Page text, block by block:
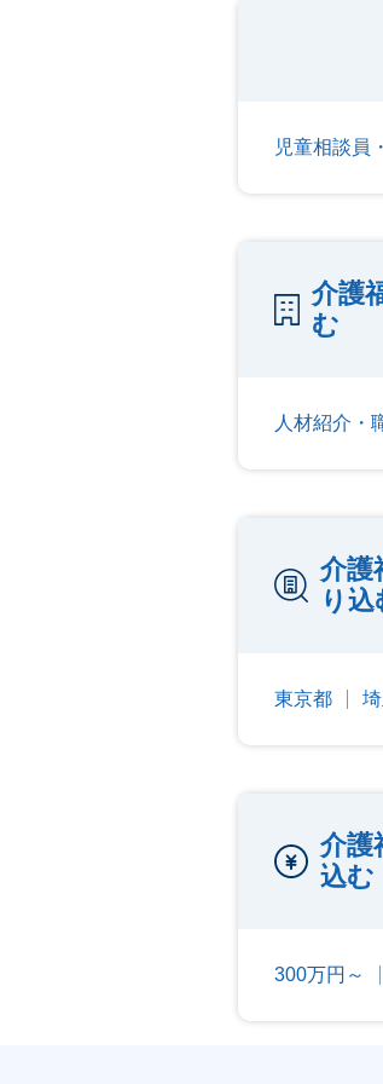
児童相談員
介護
む
人材紹介・
介護
り込
東京都
介護
込む
300万円～